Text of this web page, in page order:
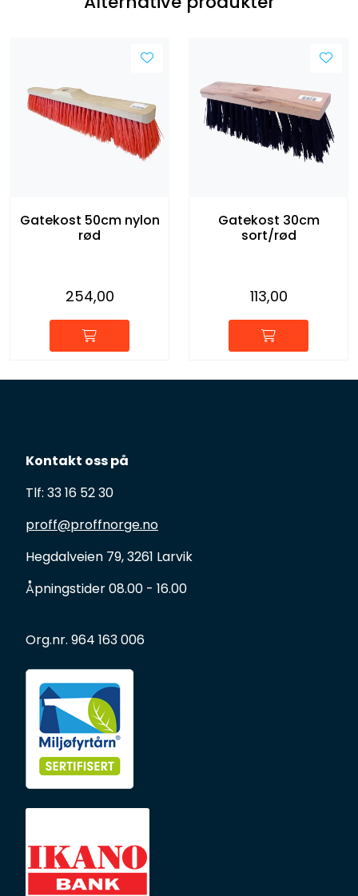
Gatekost 50cm nylon
rød
254,00
Gatekost 30cm
sort/rød
113,00
Kontakt oss på
Tlf: 33 16 52 30
proff@proffnorge.no
Hegdalveien 79, 3261 Larvik
Åpningstider 08.00 - 16.00
Org.nr. 964 163 006